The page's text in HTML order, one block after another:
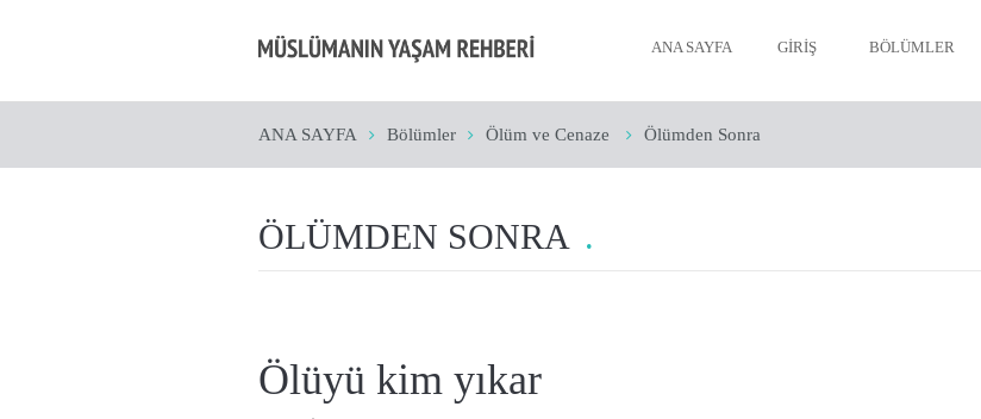
ANA SAYFA GIRIŞ BÖLÜMLER
ANA SAYFA Bölümler Ölüm ve Cenaze Ölümden Sonra
ÖLÜMDEN SONRA
Ölüyü kim yıkar